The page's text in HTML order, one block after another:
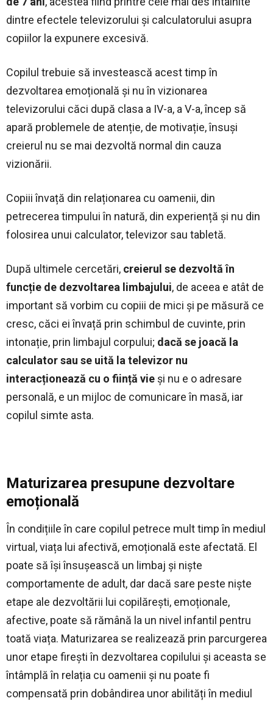
dintre efectele televizorului și calculatorului asupra
copiilor la expunere excesivă.
Copilul trebuie să investească acest timp în
dezvoltarea emoțională și nu în vizionarea
televizorului căci după clasa a IV-a, a V-a, încep să
apară problemele de atenție, de motivație, însuși
creierul nu se mai dezvoltă normal din cauza
vizionării.
Copiii învață din relaționarea cu oamenii, din
petrecerea timpului în natură, din experiență și nu din
folosirea unui calculator, televizor sau tabletă.
După ultimele cercetări, creierul se dezvoltă în
funcție de dezvoltarea limbajului, de aceea e atât de
important să vorbim cu copiii de mici şi pe măsură ce
cresc, căci ei învață prin schimbul de cuvinte, prin
intonație, prin limbajul corpului; dacă se joacă la
calculator sau se uită la televizor nu
interacționează cu o ființă vie și nu e o adresare
personală, e un mijloc de comunicare în masă, iar
copilul simte asta.
Maturizarea presupune dezvoltare
emoțională
În condițiile în care copilul petrece mult timp în mediul
virtual, viața lui afectivă, emoțională este afectată. El
poate să își însușească un limbaj și niște
comportamente de adult, dar dacă sare peste niște
etape ale dezvoltării lui copilărești, emoționale,
afective, poate să rămână la un nivel infantil pentru
toată viața. Maturizarea se realizează prin parcurgerea
unor etape firești în dezvoltarea copilului și aceasta se
întâmplă în relația cu oamenii și nu poate fi
compensată prin dobândirea unor abilități în mediul